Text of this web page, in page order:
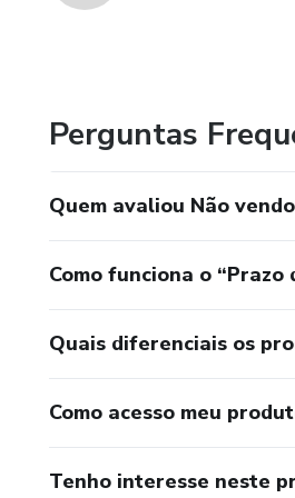
Perguntas
Quem avaliou Não
Como funciona o “Prazo
Quais diferenciais os
Como acesso meu
Tenho interesse neste